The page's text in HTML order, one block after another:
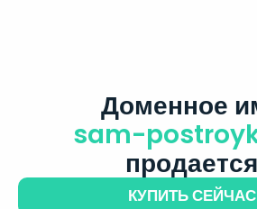
Доменное
sam-
продается
КУПИТЬ СЕЙЧАС